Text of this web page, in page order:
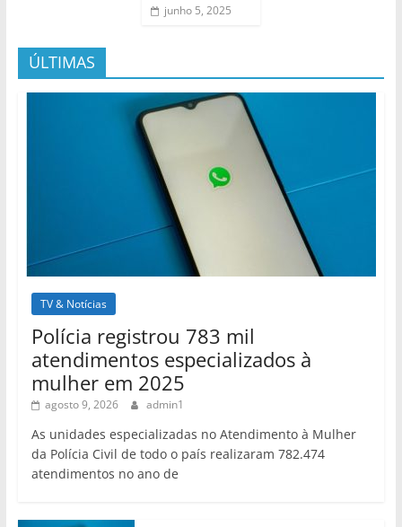
junho 5, 2025
ÚLTIMAS
TV & Notícias
Polícia registrou 783 mil
atendimentos especializados à
mulher em 2025
agosto 9, 2026 admin1
As unidades especializadas no Atendimento à Mulher
da Polícia Civil de todo o país realizaram 782.474
atendimentos no ano de